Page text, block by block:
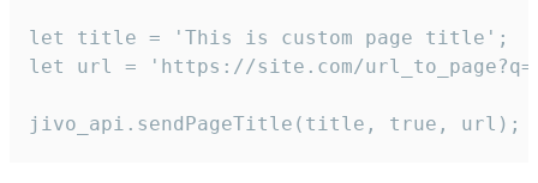
let title = 'This is custom page title';
let url = 'https://site.com/
jivo_api.sendPageTitle(title, true, url);